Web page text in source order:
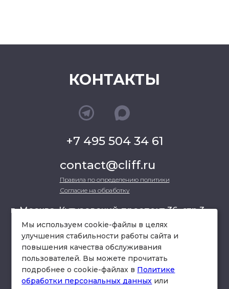
КОНТАКТЫ
+7 495 504 34 61
contact@cliff.ru
Правила по определению политики
Согласие на обработку
г. Москва, Кутузовский проспект 36, стр.3 ,
офис 301
схема проезда
Мы используем cookie-файлы в целях
улучшения стабильности работы сайта и
повышения качества обслуживания
пользователей. Вы можете прочитать
подробнее о cookie-файлах в Политике
обработки персональных данных или